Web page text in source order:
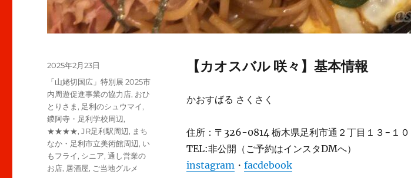
【カオスバル 咲々】基本情報
かおすばる さくさく
住所：〒326-0814 栃木県足利市通２丁目１３−１０
TEL:非公開（ご予約はインスタDMへ）
instagram ・ facdebook
投
稿
日:
2025年2月23日
カ
テ
ゴ
リ
ー
「山姥切国広」特別展 2025市
内周遊促進事業の協力店, おひ
とりさま , 足利のシュウマイ,
鑁阿寺・足利学校周辺,
★★★★,JR足利駅周辺, まち
なか・足利市立美術館周辺, い
もフライ, シニア,通し営業の
お店, 居酒屋, ご当地グルメ